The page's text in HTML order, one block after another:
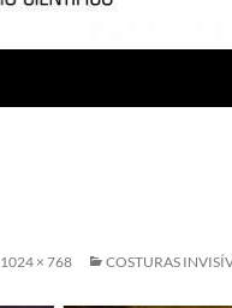
1024 × 768 COSTURAS